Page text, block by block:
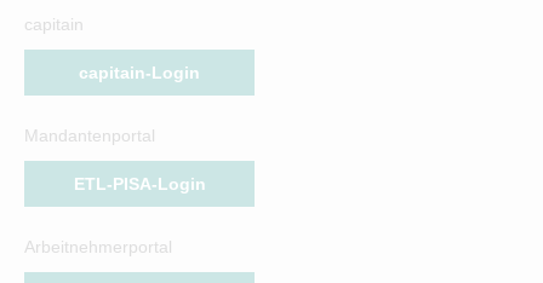
capitain
capitain-Login
Mandantenportal
ETL-PISA-Login
Arbeitnehmerportal